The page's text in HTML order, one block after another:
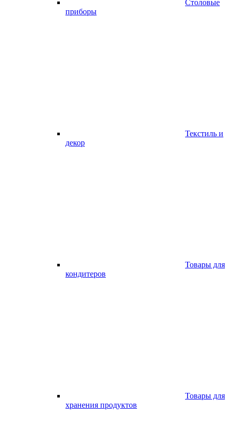
Столовые
приборы
Текстиль и
декор
Товары для
кондитеров
Товары для
хранения продуктов